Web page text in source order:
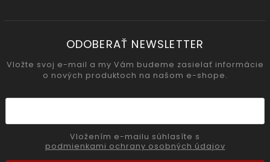
ODOBERAŤ NEWSLETTER
Vložte svoj e-mail a my Vám budeme zasielať informácie
o nových produktoch na našom e-shope.
podmienkami ochrany osobných údajov